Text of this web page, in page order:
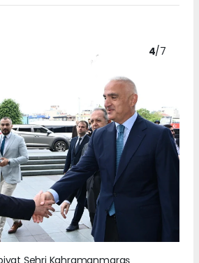
4/7
Şehri Kahramanmaraş